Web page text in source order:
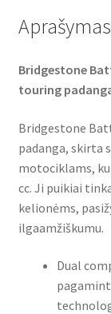
Aprašymas
Bridgestone
touring
Bridgestone
padanga, skirta
motociklams,
cc. Ji puikiai
kelionėms,
ilgaamžiškumu.
Dual